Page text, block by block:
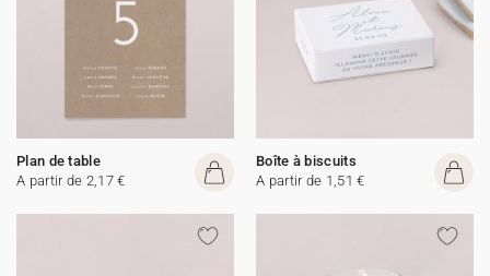
Plan de table
A partir de 2,17 €
Boîte à biscuits
A partir de 1,51 €